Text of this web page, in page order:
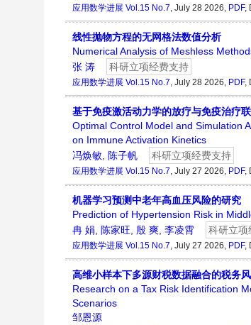
应用数学进展 Vol.15 No.7 , July 28 2026, PDF,
线性抛物方程的无网格法数值分析
Numerical Analysis of Meshless
张 涛
科研立项经费支持
应用数学进展 Vol.15 No.7 , July 28 2026, PDF,
基于免疫激活动力学的放疗与免疫治疗
Optimal Control Model and Simulation
on Immune Activation Kinetics
冯焕敏
陈子帆 科研立项经费支持
应用数学进展 Vol.15 No.7 , July 27 2026, PDF,
机器学习预测中老年高血压风险的研究
Prediction of Hypertension Risk in
冉 娟
陈家旺 殷 爽 李凌霄 科研立项
应用数学进展 Vol.15 No.7 , July 27 2026, PDF,
高维小样本下多源财税数据融合的税务
Research on a Tax Risk Identification
Scenarios
邹恩源